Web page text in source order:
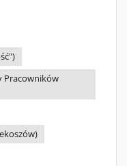
Pracowników